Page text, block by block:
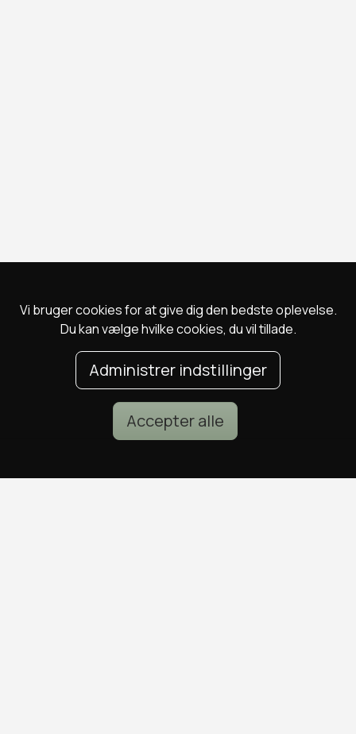
Vi bruger cookies for at give dig den bedste oplevelse.
Du kan vælge hvilke cookies, du vil tillade.
Administrer indstillinger
Accepter alle